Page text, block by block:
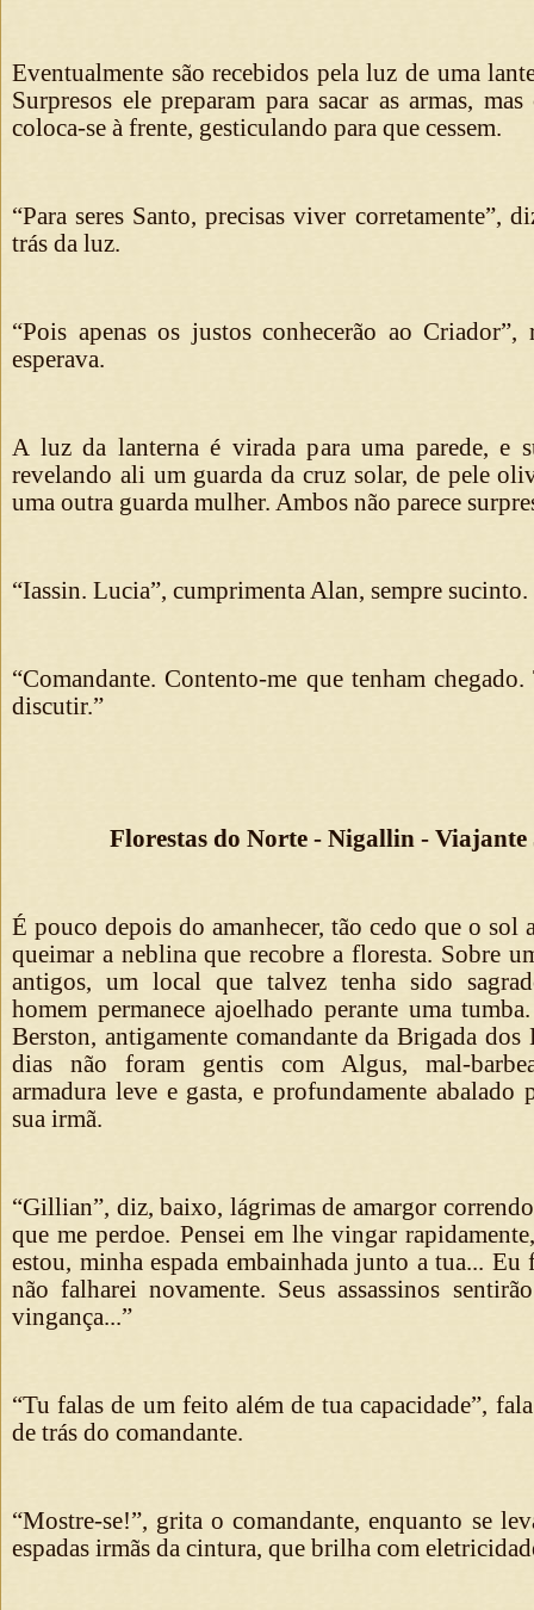
Eventualmente são recebidos pela luz de uma
Surpresos ele preparam para sacar as armas,
coloca-se à frente, gesticulando para que cessem.
“Para seres Santo, precisas viver corretamente”,
trás da luz.
“Pois apenas os justos conhecerão ao
esperava.
A luz da lanterna é virada para uma parede, e
revelando ali um guarda da cruz solar, de pele
uma outra guarda mulher. Ambos não parece
“Iassin. Lucia”, cumprimenta Alan, sempre sucinto.
“Comandante. Contento-me que tenham
discutir.”
Florestas do Norte - Nigallin - Viajante
É pouco depois do amanhecer, tão cedo que o sol
queimar a neblina que recobre a floresta. Sobre
antigos, um local que talvez tenha sido
homem permanece ajoelhado perante uma
Berston, antigamente comandante da Brigada
dias não foram gentis com Algus, mal-
armadura leve e gasta, e profundamente abalado
sua irmã.
“Gillian”, diz, baixo, lágrimas de amargor
que me perdoe. Pensei em lhe vingar
estou, minha espada embainhada junto a tua...
não falharei novamente. Seus assassinos
vingança...”
“Tu falas de um feito além de tua capacidade”,
de trás do comandante.
“Mostre-se!”, grita o comandante, enquanto se
espadas irmãs da cintura, que brilha com